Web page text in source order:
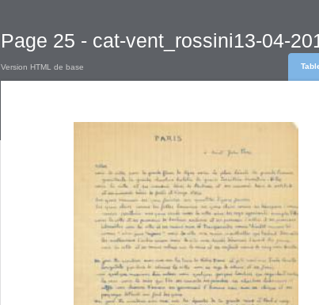
Page 25 - cat-vent_rossini13-04-
Version HTML de base